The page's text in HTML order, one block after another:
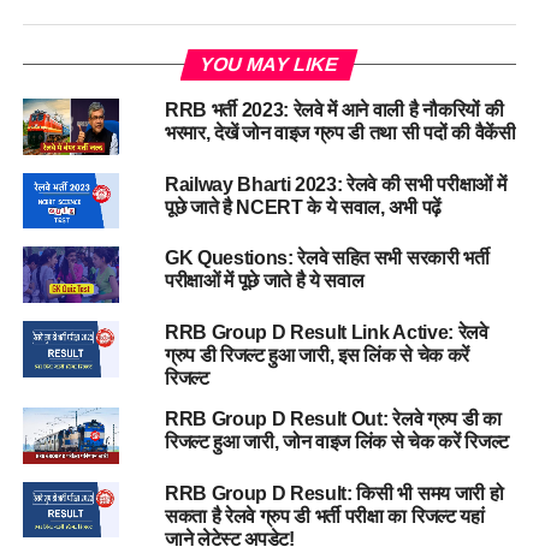
YOU MAY LIKE
RRB भर्ती 2023: रेलवे में आने वाली है नौकरियों की
भरमार, देखें जोन वाइज ग्रुप डी तथा सी पदों की वैकेंसी
Railway Bharti 2023: रेलवे की सभी परीक्षाओं में
पूछे जाते है NCERT के ये सवाल, अभी पढ़ें
GK Questions: रेलवे सहित सभी सरकारी भर्ती
परीक्षाओं में पूछे जाते है ये सवाल
RRB Group D Result Link Active: रेलवे
ग्रुप डी रिजल्ट हुआ जारी, इस लिंक से चेक करें
रिजल्ट
RRB Group D Result Out: रेलवे ग्रुप डी का
रिजल्ट हुआ जारी, जोन वाइज लिंक से चेक करें रिजल्ट
RRB Group D Result: किसी भी समय जारी हो
सकता है रेलवे ग्रुप डी भर्ती परीक्षा का रिजल्ट यहां
जाने लेटेस्ट अपडेट!